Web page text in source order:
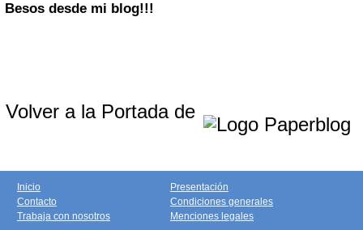
Besos desde mi blog!!!
Volver a la Portada de
Inicio
Contacto
Trabaja con nosotros
Presentación
Condiciones generales
Menciones legales